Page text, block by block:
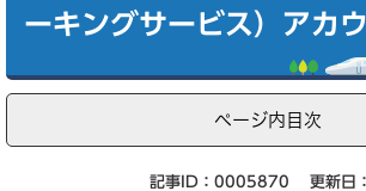
ーキングサービス）アカ
ページ内目次
記事ID：0005870 更新日